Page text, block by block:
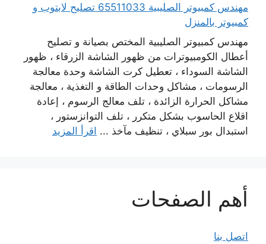
مهندس كمبيوتر الصليبية 65511033 تصليح لابتوب و
كمبيوتر بالمنزل
مهندس كمبيوتر الصليبية المختص بصيانة و تصليح
أعطال الكومبيوترات من ظهور الشاشة الزرقاء ، ظهور
الشاشة السوداء ، تعطيل كرت الشاشة وحدة معالجة
الرسومات ، مشاكل وحدات الطاقة و التغذية ، معالجة
مشاكل الحرارة الزائدة ، تلف معالج الرسوم ، إعادة
اقلاع الحاسوب بشكل متكرر ، تلف التوانزستور ،
استبدال بور سبلاي ، تنظيف مآخذ ... اقرأ المزيد
أهم الصفحات
اتصل بنا